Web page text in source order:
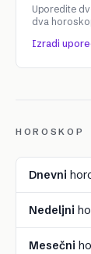
Uporedite
dva
Izradi
HOROSKOP
Dnevni
Nedeljni
Mesečni